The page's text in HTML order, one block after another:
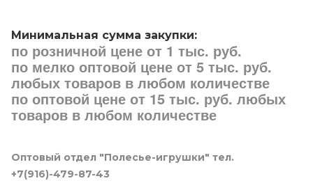
Минимальная сумма закупки:
по розничной цене от 1 тыс. руб.
по мелко оптовой цене от 5 тыс. руб.
любых товаров в любом количестве
по оптовой цене от 15 тыс. руб. любых
товаров в любом количестве
Оптовый отдел "Полесье-игрушки" тел.
+7(916)-479-87-43